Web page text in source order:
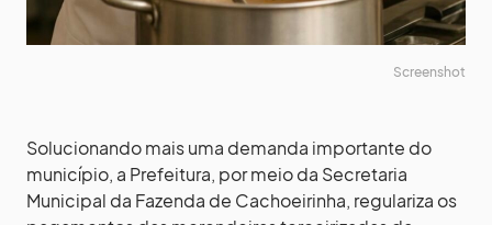
Screenshot
Solucionando mais uma demanda importante do
município, a Prefeitura, por meio da Secretaria
Municipal da Fazenda de Cachoeirinha, regulariza os